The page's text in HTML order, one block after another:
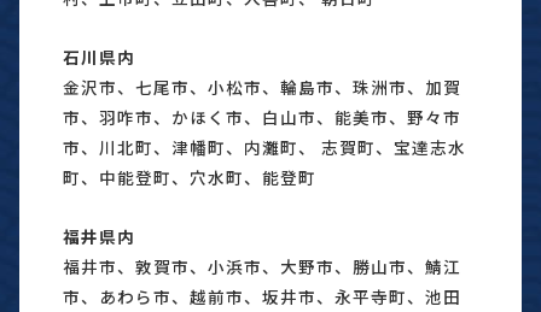
石川県内
金沢市、七尾市、小松市、輪島市、珠洲市、加賀
市、羽咋市、かほく市、白山市、能美市、野々市
市、川北町、津幡町、内灘町、 志賀町、宝達志水
町、中能登町、穴水町、能登町
福井県内
福井市、敦賀市、小浜市、大野市、勝山市、鯖江
市、あわら市、越前市、坂井市、永平寺町、池田